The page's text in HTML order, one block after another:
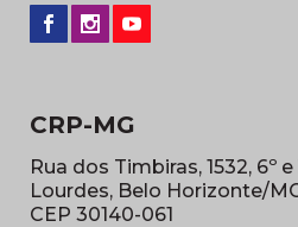
CRP-MG
Rua dos Timbiras, 1532, 6º
Lourdes, Belo Horizonte/
CEP 30140-061